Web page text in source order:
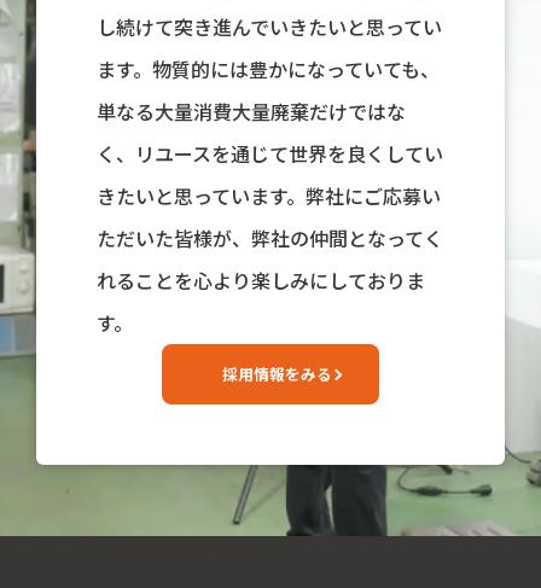
し続けて突き進んでいきたいと思ってい
ます。物質的には豊かになっていても、
単なる大量消費大量廃棄だけではな
く、リユースを通じて世界を良くしてい
きたいと思っています。弊社にご応募い
ただいた皆様が、弊社の仲間となってく
れることを心より楽しみにしておりま
す。
採用情報をみる